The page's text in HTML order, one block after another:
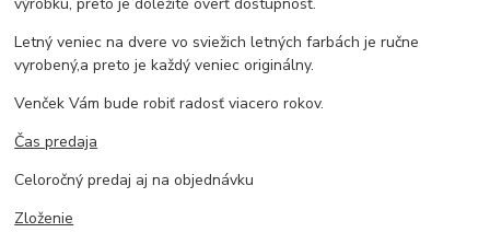
Letný veniec na dvere vo sviežich letných farbách je ručne
vyrobený,a preto je každý veniec originálny.
Venček Vám bude robiť radosť viacero rokov.
Čas predaja
Celoročný predaj aj na objednávku
Zloženie